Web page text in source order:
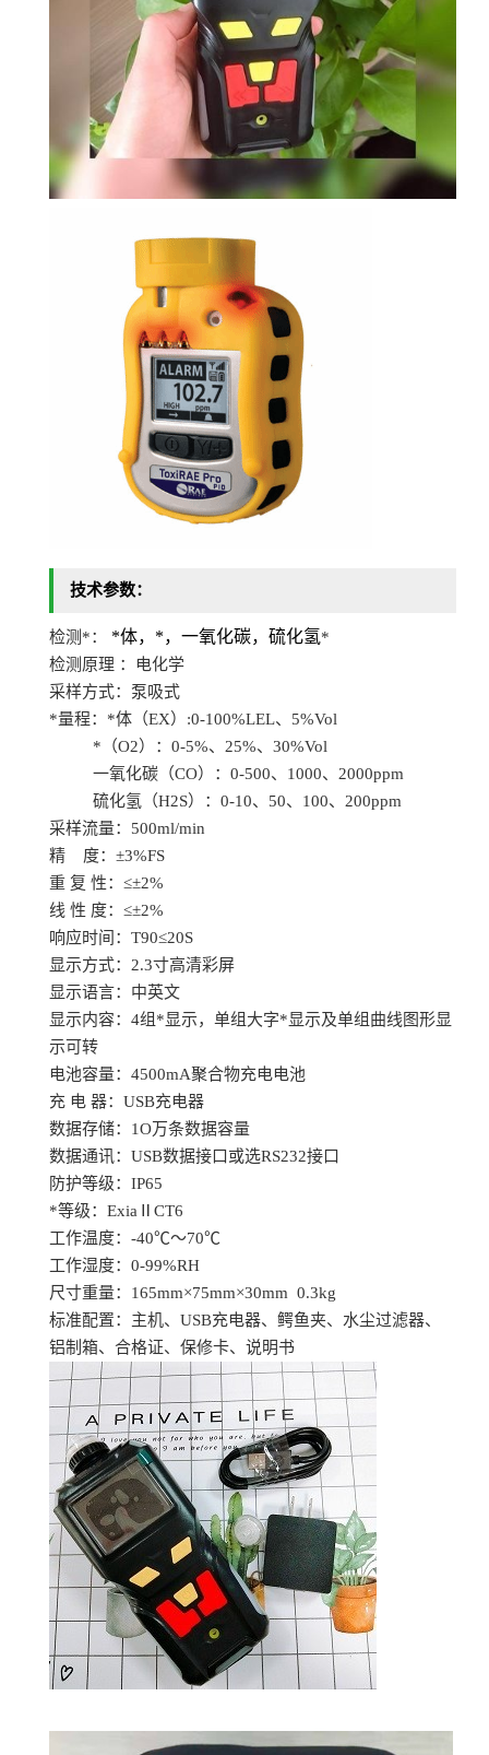
技术参数：
检测*： *体，*，一氧化碳，硫化氢*
检测原理 ：电化学
采样方式：泵吸式
*量程：*体 （EX） :0-100%LEL、5%Vol
*（O2）：0-5%、25%、30%Vol
一氧化碳（CO）：0-500、1000、2000ppm
硫化氢（H2S）：0-10、50、100、200ppm
采样流量： 500ml/min
精 度：±3%FS
重 复 性： ≤±2%
线 性 度： ≤±2%
响应时间： T90≤20S
显示方式： 2.3寸高清彩屏
显示语言：中英文
显示内容： 4组*显示，单组大字*显示及单组曲线图形显
示可转
电池容量： 4500mA聚合物充电电池
充 电 器： USB充电器
数据存储： 1O万条数据容量
数据通讯： USB数据接口或选RS232接口
防护等级： IP65
*等级： ExiaⅡCT6
工作温度： -40℃～70℃
工作湿度： 0-99%RH
尺寸重量： 165mm×75mm×30mm 0.3kg
标准配置：主机、 USB充电器、鳄鱼夹、水尘过滤器、
铝制箱、合格证、保修卡、说明书